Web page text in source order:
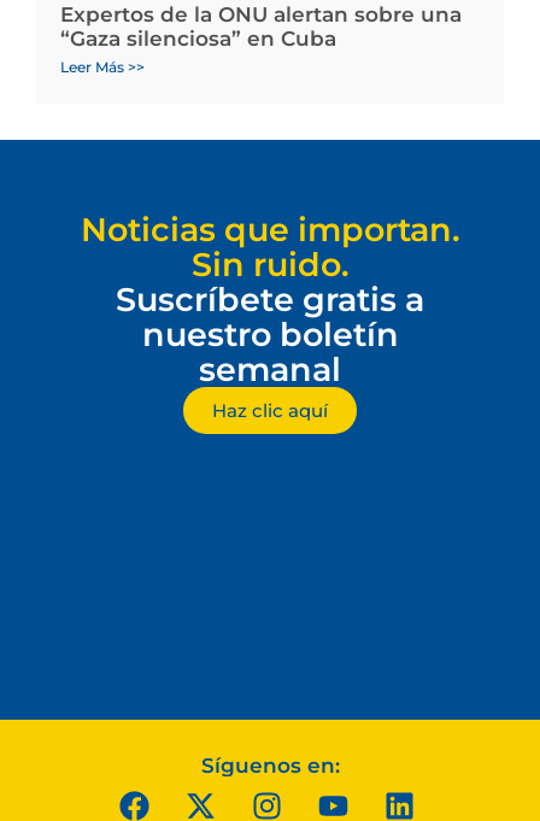
Expertos de la ONU alertan sobre una
“Gaza silenciosa” en Cuba
Leer Más >>
Noticias que importan.
Sin ruido.
Suscríbete gratis a
nuestro boletín
semanal
Haz clic aquí
Síguenos en: